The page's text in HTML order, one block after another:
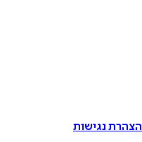
הצהרת נגישות